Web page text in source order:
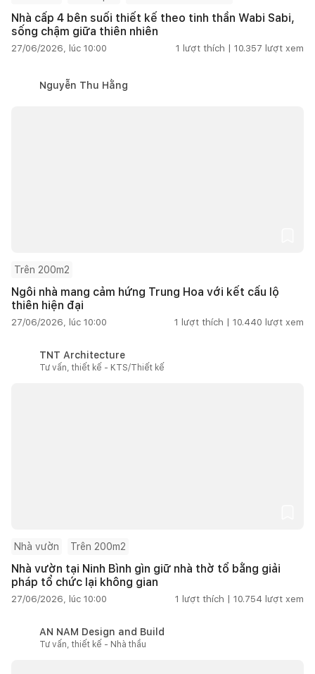
Nhà cấp 4 bên suối thiết kế theo tinh thần Wabi Sabi,
sống chậm giữa thiên nhiên
27/06/2026, lúc 10:00 1 lượt thích | 10.357 lượt xem
Nguyễn Thu Hằng
Trên 200m2
Ngôi nhà mang cảm hứng Trung Hoa với kết cấu lộ
thiên hiện đại
27/06/2026, lúc 10:00 1 lượt thích | 10.440 lượt xem
TNT Architecture
Tư vấn, thiết kế - KTS/Thiết kế
Nhà vườn Trên 200m2
Nhà vườn tại Ninh Bình gìn giữ nhà thờ tổ bằng giải
pháp tổ chức lại không gian
27/06/2026, lúc 10:00 1 lượt thích | 10.754 lượt xem
AN NAM Design and Build
Tư vấn, thiết kế - Nhà thầu